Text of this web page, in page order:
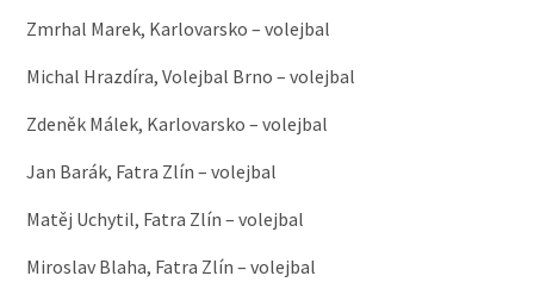
Zmrhal Marek, Karlovarsko – volejbal
Michal Hrazdíra, Volejbal Brno – volejbal
Zdeněk Málek, Karlovarsko – volejbal
Jan Barák, Fatra Zlín – volejbal
Matěj Uchytil, Fatra Zlín – volejbal
Miroslav Blaha, Fatra Zlín – volejbal